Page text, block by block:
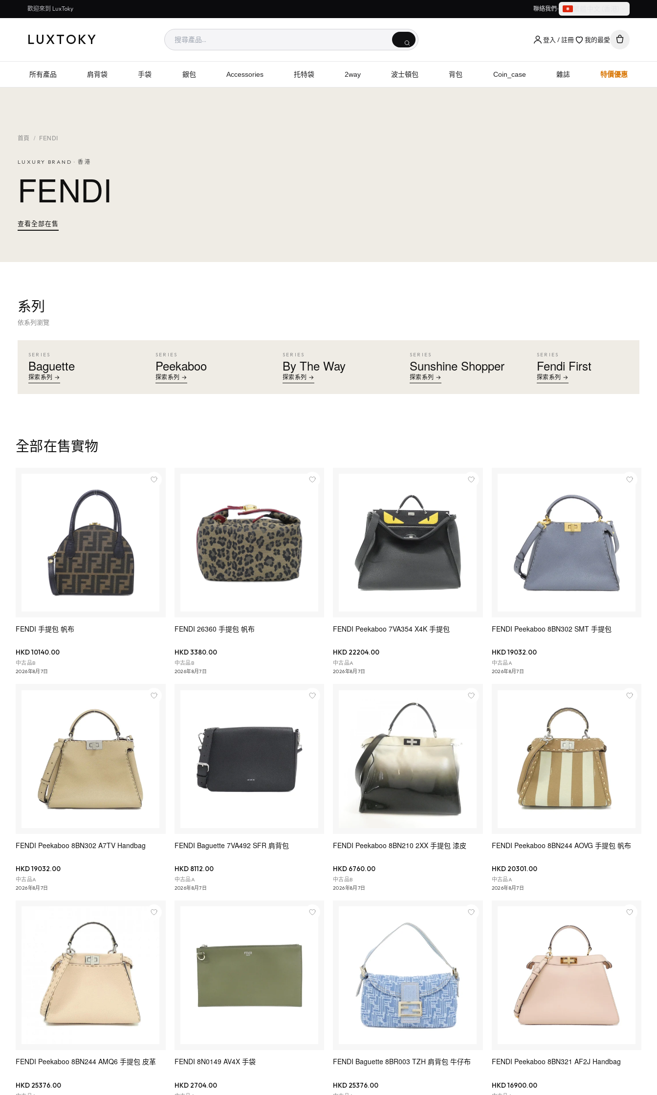
歡迎來到 LuxToky 聯絡我們
繁體中文（香港）
LUXTOKY 登入 / 註冊 我的最愛
所有產品 肩背袋 手袋 銀包 Accessories 托特袋 2way 波士頓包 背包 Coin_case 雜誌 特價優惠
首頁 / FENDI
LUXURY BRAND · 香港
FENDI
查看全部在售
系列
依系列瀏覽
SERIES
Baguette
探索系列 →
SERIES
Peekaboo
探索系列 →
SERIES
By The Way
探索系列 →
SERIES
Sunshine Shopper
探索系列 →
SERIES
Fendi First
探索系列 →
全部在售實物
FENDI 手提包 帆布
HKD 10140.00
中古品B
2026年8月7日
FENDI 26360 手提包 帆布
HKD 3380.00
中古品B
2026年8月7日
FENDI Peekaboo 7VA354 X4K 手提包
HKD 22204.00
中古品A
2026年8月7日
FENDI Peekaboo 8BN302 SMT 手提包
HKD 19032.00
中古品A
2026年8月7日
FENDI Peekaboo 8BN302 A7TV Handbag
HKD 19032.00
中古品A
2026年8月7日
FENDI Baguette 7VA492 SFR 肩背包
HKD 8112.00
中古品A
2026年8月7日
FENDI Peekaboo 8BN210 2XX 手提包 漆皮
HKD 6760.00
中古品B
2026年8月7日
FENDI Peekaboo 8BN244 AOVG 手提包 帆布
HKD 20301.00
中古品A
2026年8月7日
FENDI Peekaboo 8BN244 AMQ6 手提包 皮革
HKD 25376.00
FENDI 8N0149 AV4X 手袋
HKD 2704.00
FENDI Baguette 8BR003 TZH 肩背包 牛仔布
HKD 25376.00
FENDI Peekaboo 8BN321 AF2J Handbag
HKD 16900.00